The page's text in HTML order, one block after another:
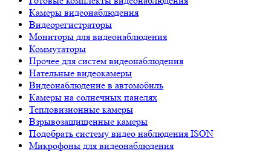
Камеры видеонаблюдения
Видеорегистраторы
Мониторы для видеонаблюдения
Коммутаторы
Прочее для систем видеонаблюдения
Нательные видеокамеры
Видеонаблюдение в автомобиль
Камеры на солнечных панелях
Тепловизионные камеры
Взрывозащищенные камеры
Подобрать систему видео наблюдения ISON
Микрофоны для видеонаблюдения